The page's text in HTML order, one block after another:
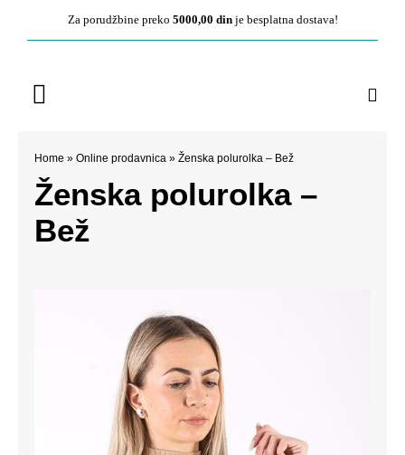
Za porudžbine preko 5000,00 dinje besplatna dostava!
Toggle
Početna
O nama
Home » Online prodavnica» Ženska polurolka – Bež
Ženska polurolka –
Bež